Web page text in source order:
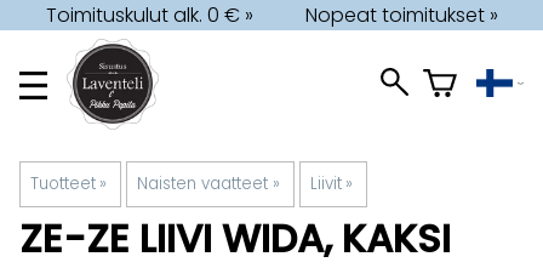
Toimituskulut alk. 0 € » Nopeat toimitukset »
Tuotteet ‪» Naisten vaatteet ‪» Liivit ‪»
ZE-ZE LIIVI WIDA, KAKSI